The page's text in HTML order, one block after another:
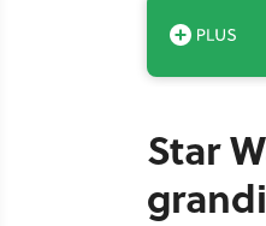
Star